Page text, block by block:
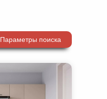
Параметры поиска